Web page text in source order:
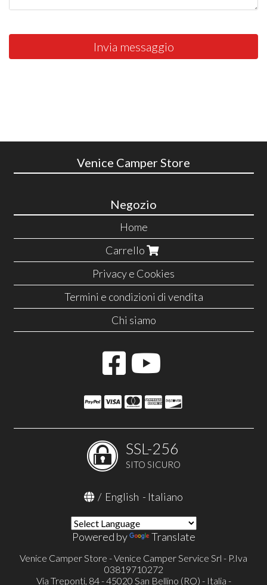
Invia messaggio
Venice Camper Store
Negozio
Home
Carrello
Privacy e Cookies
Termini e condizioni di vendita
Chi siamo
SSL-256
SITO SICURO
/ English - Italiano
Powered by Translate
Venice Camper Store - Venice Camper Service Srl - P.Iva
03819710272
Via Treponti, 84 - 45020 San Bellino (RO) - Italia -